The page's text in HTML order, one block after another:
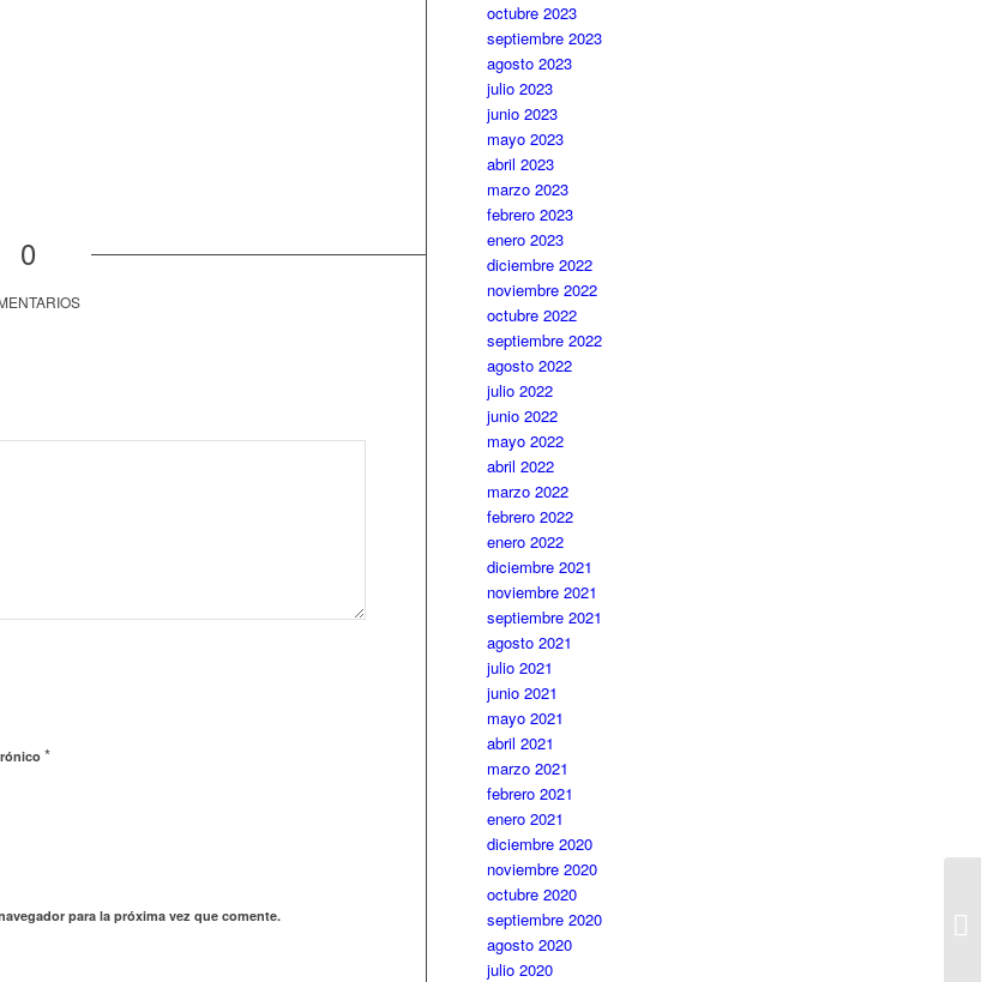
0
*
para la próxima vez que comente.
octubre 2023
septiembre 2023
agosto 2023
julio 2023
junio 2023
mayo 2023
abril 2023
marzo 2023
febrero 2023
enero 2023
diciembre 2022
noviembre 2022
octubre 2022
septiembre 2022
agosto 2022
julio 2022
junio 2022
mayo 2022
abril 2022
marzo 2022
febrero 2022
enero 2022
diciembre 2021
noviembre 2021
septiembre 2021
agosto 2021
julio 2021
junio 2021
mayo 2021
abril 2021
marzo 2021
febrero 2021
enero 2021
diciembre 2020
noviembre 2020
octubre 2020
septiembre 2020
agosto 2020
julio 2020